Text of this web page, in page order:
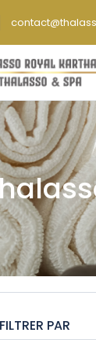
FILTRER PAR